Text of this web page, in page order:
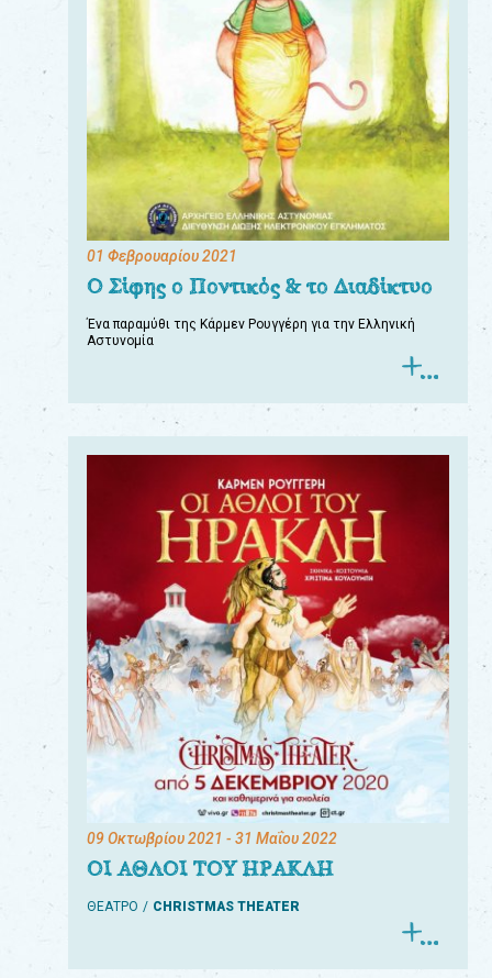
01 Φεβρουαρίου 2021
Ο Σίφης ο Ποντικός & το Διαδίκτυο
Ένα παραμύθι της Κάρμεν Ρουγγέρη για την Ελληνική
Αστυνομία
09 Οκτωβρίου 2021 - 31 Μαΐου 2022
ΟΙ ΑΘΛΟΙ ΤΟΥ ΗΡΑΚΛΗ
ΘΕΑΤΡΟ CHRISTMAS THEATER